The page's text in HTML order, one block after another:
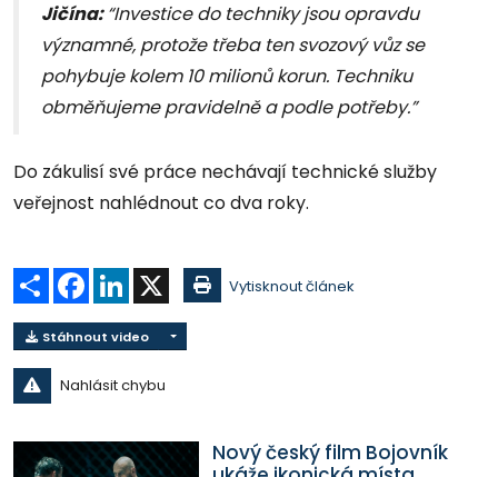
Jičína:“Investice do techniky jsou opravdu
významné, protože třeba ten svozový vůz se
pohybuje kolem 10 milionů korun. Techniku
obměňujeme pravidelně a podle potřeby.”
Do zákulisí své práce nechávají technické služby
veřejnost nahlédnout co dva roky.
Sdílet Facebook
LinkedIn Vytisknout článek
Stáhnout video
Nahlásit chybu
Nový český film Bojovník